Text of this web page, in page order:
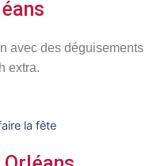
avec des déguisements
extra.